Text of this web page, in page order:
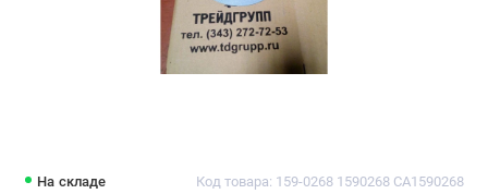
На складе Код товара: 159-0268 1590268 CA1590268